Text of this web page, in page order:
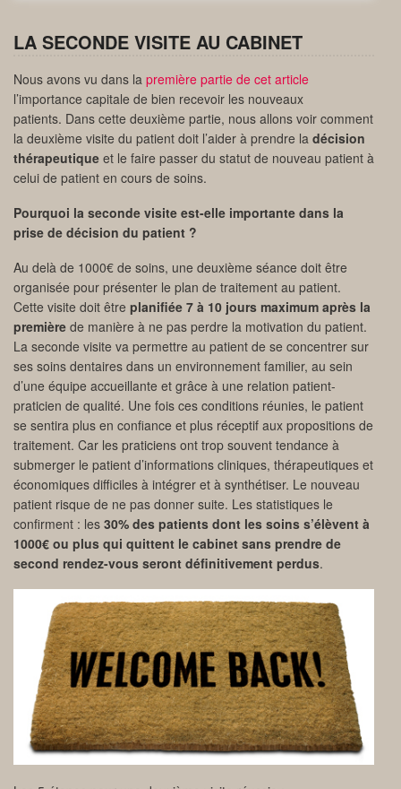
LA SECONDE VISITE AU CABINET
Nous avons vu dans la première partie de cet article
l’importance capitale de bien recevoir les nouveaux
patients. Dans cette deuxième partie, nous allons voir comment
la deuxième visite du patient doit l’aider à prendre la décision
thérapeutique et le faire passer du statut de nouveau patient à
celui de patient en cours de soins.
Pourquoi la seconde visite est-elle importante dans la
prise de décision du patient ?
Au delà de 1000€ de soins, une deuxième séance doit être
organisée pour présenter le plan de traitement au patient.
Cette visite doit être planifiée 7 à 10 jours maximum après la
première de manière à ne pas perdre la motivation du patient.
La seconde visite va permettre au patient de se concentrer sur
ses soins dentaires dans un environnement familier, au sein
d’une équipe accueillante et grâce à une relation patient-
praticien de qualité. Une fois ces conditions réunies, le patient
se sentira plus en confiance et plus réceptif aux propositions de
traitement. Car les praticiens ont trop souvent tendance à
submerger le patient d’informations cliniques, thérapeutiques et
économiques difficiles à intégrer et à synthétiser. Le nouveau
patient risque de ne pas donner suite. Les statistiques le
confirment : les 30% des patients dont les soins s’élèvent à
1000€ ou plus qui quittent le cabinet sans prendre de
second rendez-vous seront définitivement perdus.